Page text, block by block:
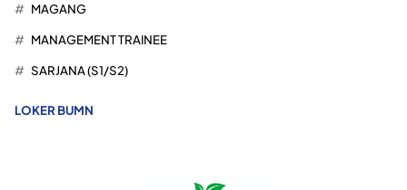
MAGANG
MANAGEMENT TRAINEE
SARJANA (S1/S2)
LOKER BUMN